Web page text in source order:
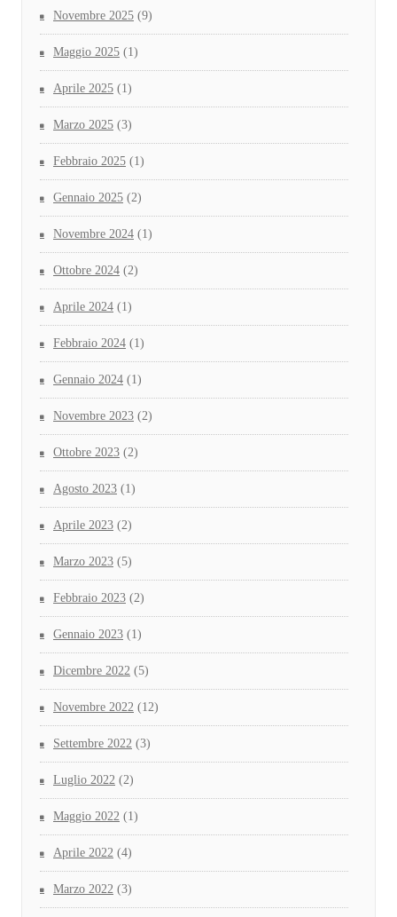
Novembre 2025 (9)
Maggio 2025 (1)
Aprile 2025 (1)
Marzo 2025 (3)
Febbraio 2025 (1)
Gennaio 2025 (2)
Novembre 2024 (1)
Ottobre 2024 (2)
Aprile 2024 (1)
Febbraio 2024 (1)
Gennaio 2024 (1)
Novembre 2023 (2)
Ottobre 2023 (2)
Agosto 2023 (1)
Aprile 2023 (2)
Marzo 2023 (5)
Febbraio 2023 (2)
Gennaio 2023 (1)
Dicembre 2022 (5)
Novembre 2022 (12)
Settembre 2022 (3)
Luglio 2022 (2)
Maggio 2022 (1)
Aprile 2022 (4)
Marzo 2022 (3)